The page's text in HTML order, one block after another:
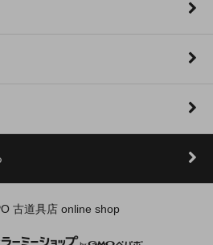
古道具店 online shop